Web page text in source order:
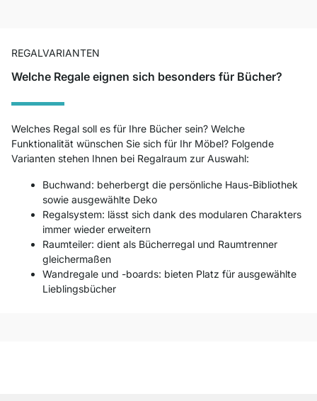
REGALVARIANTEN
Welche Regale eignen sich besonders für Bücher?
Welches Regal soll es für Ihre Bücher sein? Welche
Funktionalität wünschen Sie sich für Ihr Möbel? Folgende
Varianten stehen Ihnen bei Regalraum zur Auswahl:
Buchwand: beherbergt die persönliche Haus-Bibliothek
sowie ausgewählte Deko
Regalsystem: lässt sich dank des modularen Charakters
immer wieder erweitern
Raumteiler: dient als Bücherregal und Raumtrenner
gleichermaßen
Wandregale und -boards: bieten Platz für ausgewählte
Lieblingsbücher